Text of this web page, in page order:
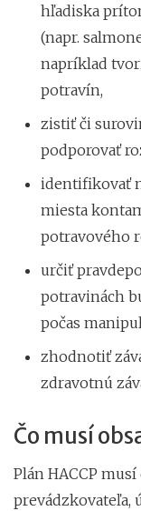
hľadiska
(napr.
napríklad
potravín,
zistiť či
podporovať
identifikovať
miesta
potravového
určiť
potravinách
počas
zhodnotiť
zdravotnú
Čo musí
Plán HACCP
prevádzkovateľa,